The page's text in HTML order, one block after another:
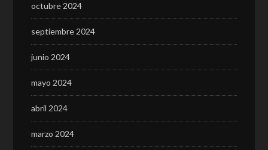
octubre 2024
septiembre 2024
junio 2024
mayo 2024
abril 2024
marzo 2024